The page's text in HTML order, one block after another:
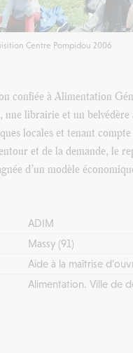
Centre Pompidou 2006
confiée à Alimentation
une librairie et un
locales et tenant
et de la demande, le
d’un modèle
ADIM
Massy (91)
Aide à la maîtrise
Alimentation. Ville de